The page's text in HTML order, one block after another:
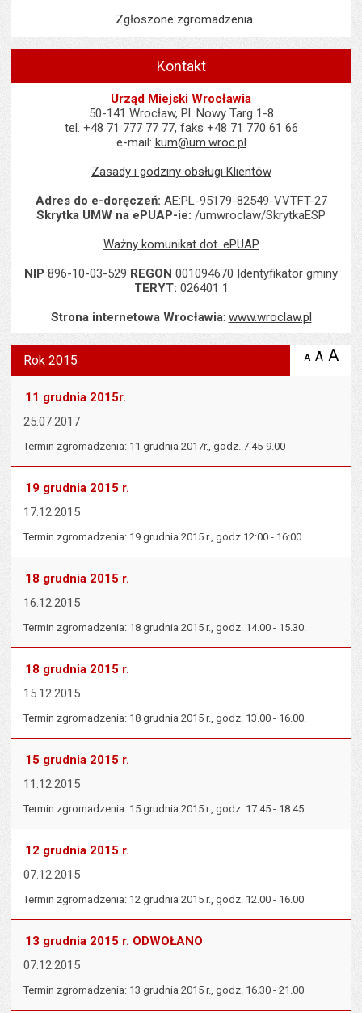
Zgłoszone zgromadzenia
Kontakt
Urząd Miejski Wrocławia
50-141 Wrocław, Pl. Nowy Targ 1-8
tel. +48 71 777 77 77, faks +48 71 770 61 66
e-mail: kum@um.wroc.pl
Zasady i godziny obsługi Klientów
Adres do e-doręczeń: AE:PL-95179-82549-VVTFT-27
Skrytka UMW na ePUAP-ie: /umwroclaw/SkrytkaESP
Ważny komunikat dot. ePUAP
NIP 896-10-03-529 REGON 001094670 Identyfikator gminy
TERYT: 026401 1
Strona internetowa Wrocławia: www.wroclaw.pl
Rok 2015 A zmniejsz
A A
11 grudnia 2015r.
25.07.2017
Termin zgromadzenia: 11 grudnia 2017r., godz. 7.45-9.00
19 grudnia 2015 r.
17.12.2015
Termin zgromadzenia: 19 grudnia 2015 r., godz 12:00 - 16:00
18 grudnia 2015 r.
16.12.2015
Termin zgromadzenia: 18 grudnia 2015 r., godz. 14.00 - 15.30.
18 grudnia 2015 r.
15.12.2015
Termin zgromadzenia: 18 grudnia 2015 r., godz. 13.00 - 16.00.
15 grudnia 2015 r.
11.12.2015
Termin zgromadzenia: 15 grudnia 2015 r., godz. 17.45 - 18.45
12 grudnia 2015 r.
07.12.2015
Termin zgromadzenia: 12 grudnia 2015 r., godz. 12.00 - 16.00
13 grudnia 2015 r. ODWOŁANO
07.12.2015
Termin zgromadzenia: 13 grudnia 2015 r., godz. 16.30 - 21.00